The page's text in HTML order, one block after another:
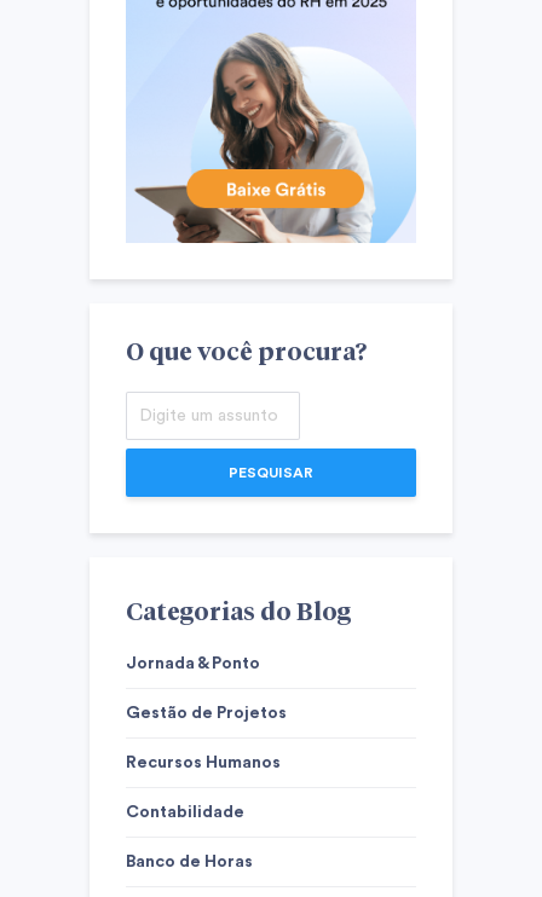
O que você procura?
PESQUISAR
Categorias do Blog
Jornada & Ponto
Gestão de Projetos
Recursos Humanos
Contabilidade
Banco de Horas